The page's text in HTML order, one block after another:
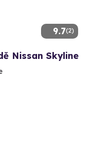
9.7(2)
Nissan Skyline